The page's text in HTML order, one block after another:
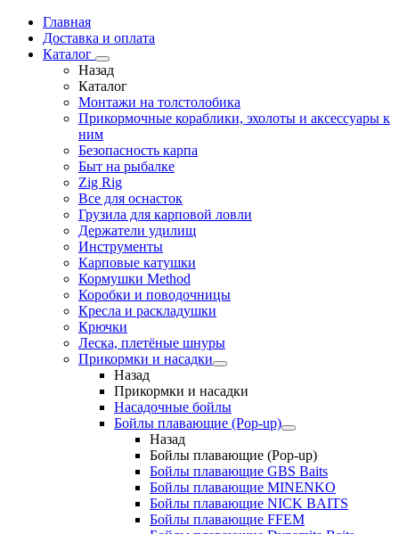
Главная
Доставка и оплата
Каталог
Назад
Каталог
Монтажи на толстолобика
Прикормочные кораблики, эхолоты и аксессуары к
ним
Безопасность карпа
Быт на рыбалке
Zig Rig
Все для оснасток
Грузила для карповой ловли
Держатели удилищ
Инструменты
Карповые катушки
Кормушки Method
Коробки и поводочницы
Кресла и раскладушки
Крючки
Леска, плетёные шнуры
Прикормки и насадки
Назад
Прикормки и насадки
Насадочные бойлы
Бойлы плавающие (Pop-up)
Назад
Бойлы плавающие (Pop-up)
Бойлы плавающие GBS Baits
Бойлы плавающие MINENKO
Бойлы плавающие NICK BAITS
Бойлы плавающие FFEM